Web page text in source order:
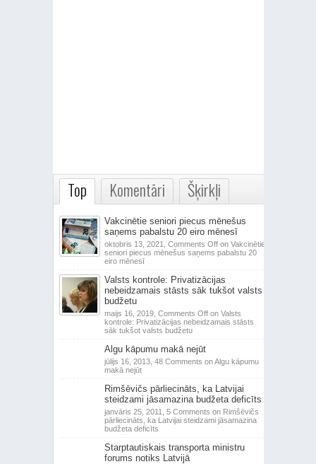
Top Komentāri Šķirkļi
Vakcinētie seniori piecus mēnešus
saņems pabalstu 20 eiro mēnesī
oktobris 13, 2021, Comments Offon Vakcinētie
seniori piecus mēnešus saņems pabalstu 20
eiro mēnesī
Valsts kontrole: Privatizācijas
nebeidzamais stāsts sāk tukšot valsts
budžetu
maijs 16, 2019, Comments Offon Valsts
kontrole: Privatizācijas nebeidzamais stāsts
sāk tukšot valsts budžetu
Algu kāpumu makā nejūt
jūlijs 16, 2013, 48 Comments on Algu kāpumu
makā nejūt
Rimšēvičs pārliecināts, ka Latvijai
steidzami jāsamazina budžeta deficīts
janvāris 25, 2011, 5 Comments on Rimšēvičs
pārliecināts, ka Latvijai steidzami jāsamazina
budžeta deficīts
Starptautiskais transporta ministru
forums notiks Latvijā